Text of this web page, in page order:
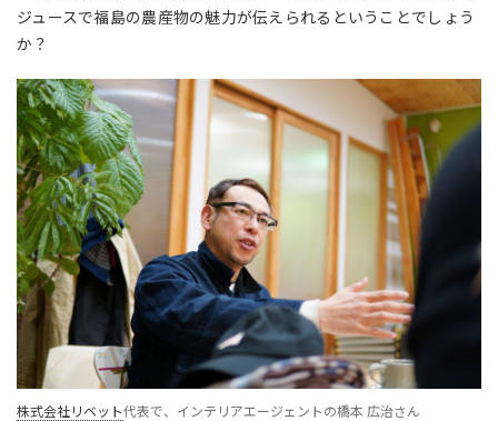
ジュースで福島の農産物の魅力が伝えられるということでしょう
か？
株式会社リベット代表で、インテリアエージェントの橋本 広治さん